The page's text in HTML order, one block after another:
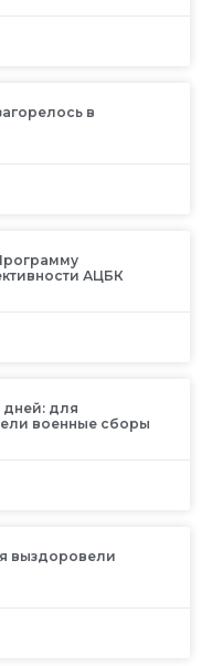
в
АЦБК
дней: для
военные сборы
выздоровели